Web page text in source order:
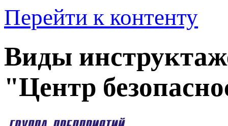
Перейти к контенту
Виды
"Центр